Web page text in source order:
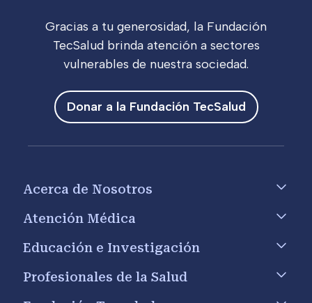
Gracias a tu generosidad, la Fundación
TecSalud brinda atención a sectores
vulnerables de nuestra sociedad.
Donar a la Fundación TecSalud
Acerca de Nosotros
Atención Médica
Educación e Investigación
Profesionales de la Salud